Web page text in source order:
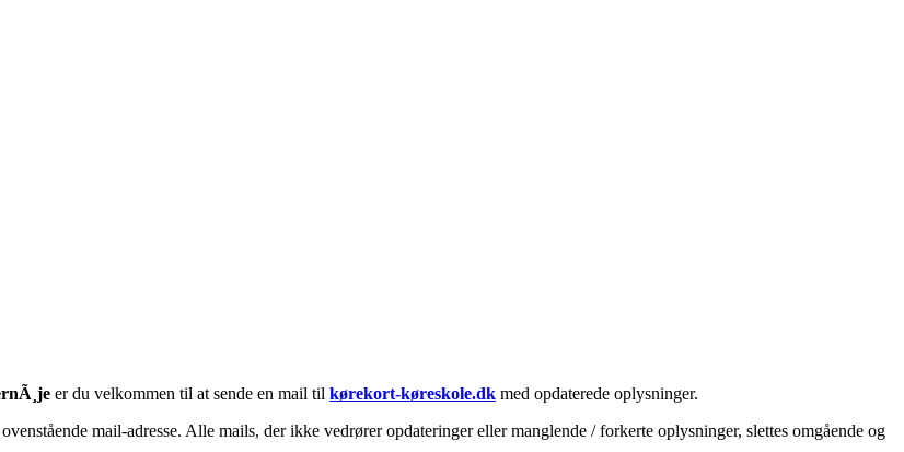
er du velkommen til at sende en mail til kørekort-køreskole.dk med opdaterede oplysninger.
mail-adresse. Alle mails, der ikke vedrører opdateringer eller manglende / forkerte oplysninger, slettes omgående og